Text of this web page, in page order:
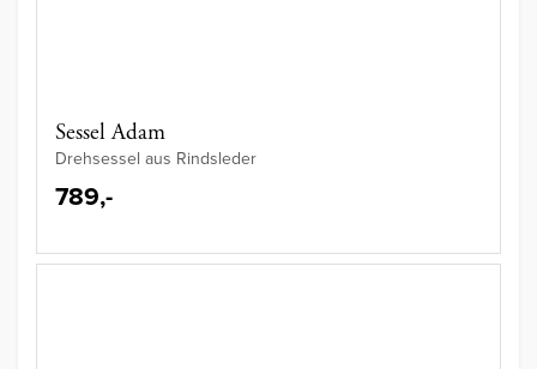
Sessel Adam
Drehsessel aus Rindsleder
789,-